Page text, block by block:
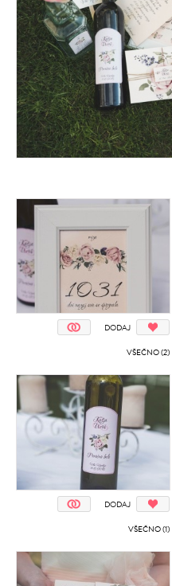
DODAJ
VŠEČNO (2)
DODAJ
VŠEČNO (1)